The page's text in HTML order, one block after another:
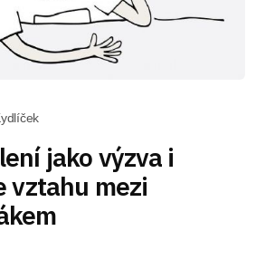
jako výzva i
vztahu mezi